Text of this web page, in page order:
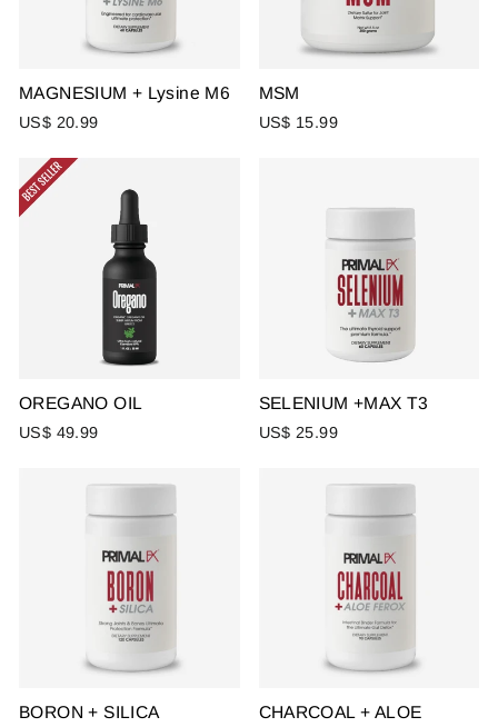
MAGNESIUM + Lysine M6
US$ 20.99
MSM
US$ 15.99
OREGANO OIL
US$ 49.99
SELENIUM +MAX T3
US$ 25.99
BORON + SILICA
CHARCOAL + ALOE